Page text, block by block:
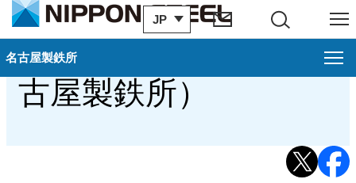
JP
サイト内検索 メニュー
名古屋製鉄所
戻る
閉じ
名古屋製鉄所
地域・社会貢献（名古屋製鉄所）
コンサート活動（名
古屋製鉄所）